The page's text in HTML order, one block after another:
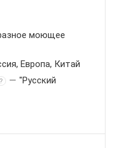
моющее
Европа, Китай
? — "Русский